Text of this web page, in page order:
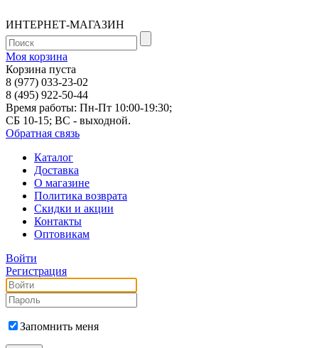
ИНТЕРНЕТ-МАГАЗИН
Моя корзина
Корзина пуста
8 (977) 033-23-02
8 (495) 922-50-44
Время работы: Пн-Пт 10:00-19:30;
СБ 10-15; ВС - выходной.
Обратная связь
Каталог
Доставка
О магазине
Политика возврата
Скидки и акции
Контакты
Оптовикам
Войти
Регистрация
Запомнить меня